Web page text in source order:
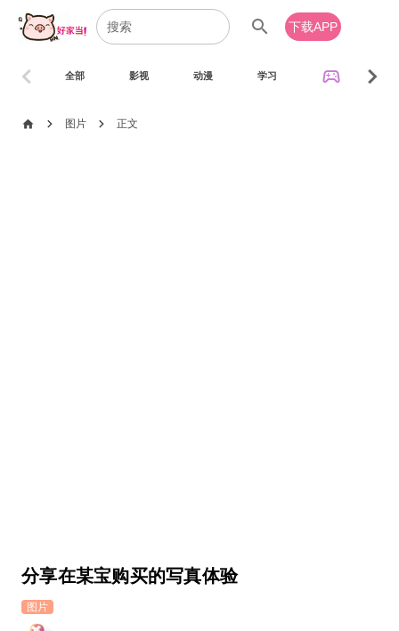
search 下载APP
全部 影视 动漫 学习 sports_esports
chevron_left chevron_right
home chevron_right 图片 chevron_right 正文
分享在某宝购买的写真体验
图片